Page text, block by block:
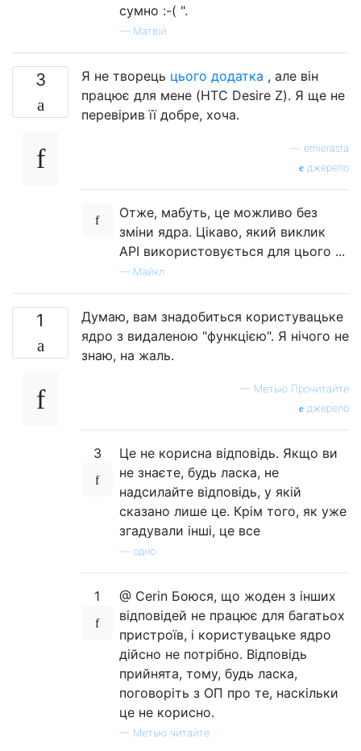
сумно :-( ".
— Матвій
3 Я не творець цього додатка , але він
працює для мене (HTC Desire Z). Я ще не
перевірив її добре, хоча.
ernierasta
джерело
Отже, мабуть, це можливо без
зміни ядра. Цікаво, який виклик
API використовується для цього ...
— Майкл
1
Думаю, вам знадобиться користувацьке
ядро ​​з видаленою "функцією". Я нічого не
знаю, на жаль.
— Метью Прочитайте
джерело
3
Це не корисна відповідь. Якщо ви
не знаєте, будь ласка, не
надсилайте відповідь, у якій
сказано лише це. Крім того, як уже
згадували інші, це все
одно
1
@ Cerin Боюся, що жоден з інших
відповідей не працює для багатьох
пристроїв, і користувацьке ядро ​​
дійсно не потрібно. Відповідь
прийнята, тому, будь ласка,
поговоріть з ОП про те, наскільки
це не корисно.
— Метью читайте